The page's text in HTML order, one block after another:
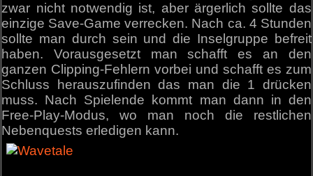
zwar nicht notwendig ist, aber ärgerlich sollte das
einzige Save-Game verrecken. Nach ca. 4 Stunden
sollte man durch sein und die Inselgruppe befreit
haben. Vorausgesetzt man schafft es an den
ganzen Clipping-Fehlern vorbei und schafft es zum
Schluss herauszufinden das man die 1 drücken
muss. Nach Spielende kommt man dann in den
Free-Play-Modus, wo man noch die restlichen
Nebenquests erledigen kann.